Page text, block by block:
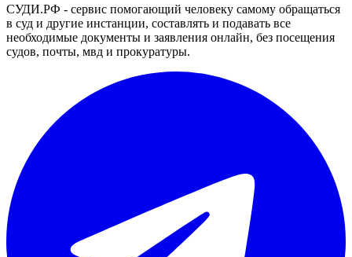
СУДИ.РФ - сервис помогающий человеку самому обращаться
в суд и другие инстанции, составлять и подавать все
необходимые документы и заявления онлайн, без посещения
судов, почты, мвд и прокуратуры.